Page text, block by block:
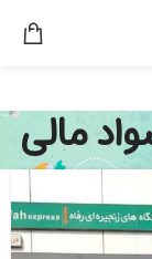
مالی